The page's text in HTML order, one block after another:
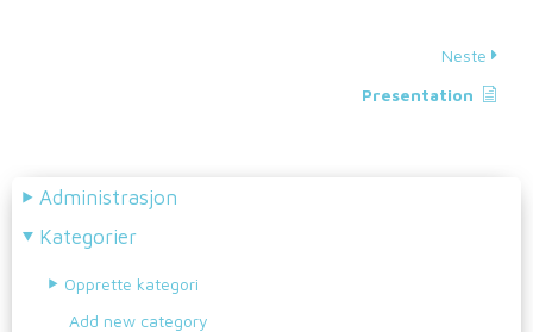
Administrasjon
Kategorier
Opprette kategori
Add new category
Neste
Presentation